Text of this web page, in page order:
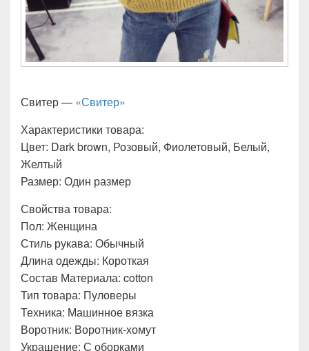
Свитер — «Свитер»
Характеристики товара:
Цвет: Dark brown, Розовый, Фиолетовый, Белый,
Желтый
Размер: Один размер
Свойства товара:
Пол: Женщина
Стиль рукава: Обычный
Длина одежды: Короткая
Состав Материала: cotton
Тип товара: Пуловеры
Техника: Машинное вязка
Воротник: Воротник-хомут
Украшение: С оборками